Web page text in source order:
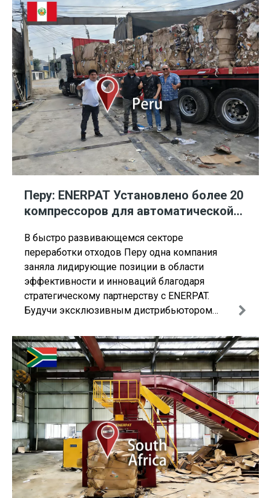
наплывом использованных пластиковых
бутылок, их устаревшее оборудование для
пакетирования просто не могло справиться с
производственными потребностями и
страдало от частых механических поломок.
Чтобы устранить эти производственные
проблемы и соответствовать
ужесточающимся экологическим нормам
Мексики, клиент в партнерстве с ENERPAT
установил сверхмощный горизонтальный
пресс-подборщик пластиковых бутылок с
закрытой дверью HBM120-110130.
Перу: ENERPAT Установлено более 20
компрессоров для автоматической
В быстро развивающемся секторе
переработки отходов Перу одна компания
заняла лидирующие позиции в области
эффективности и инноваций благодаря
стратегическому партнерству с ENERPAT.
Будучи эксклюзивным дистрибьютором
Перу, эта дальновидная компания успешно
установила более